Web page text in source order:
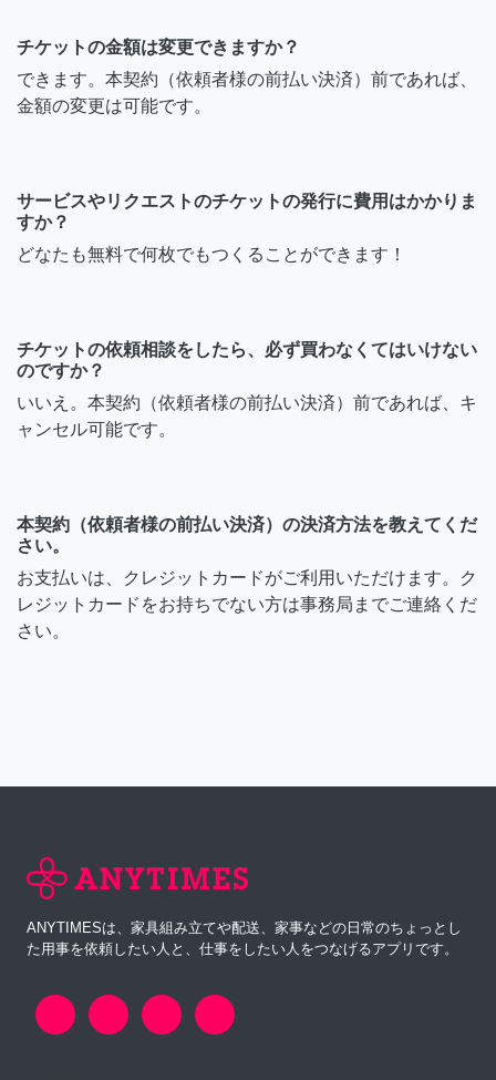
チケットの金額は変更できますか？
できます。本契約（依頼者様の前払い決済）前であれば、
金額の変更は可能です。
サービスやリクエストのチケットの発行に費用はかかりま
すか？
どなたも無料で何枚でもつくることができます！
チケットの依頼相談をしたら、必ず買わなくてはいけない
のですか？
いいえ。本契約（依頼者様の前払い決済）前であれば、キ
ャンセル可能です。
本契約（依頼者様の前払い決済）の決済方法を教えてくだ
さい。
お支払いは、クレジットカードがご利用いただけます。ク
レジットカードをお持ちでない方は事務局までご連絡くだ
さい。
ANYTIMESは、家具組み立てや配送、家事などの日常のちょっとし
た用事を依頼したい人と、仕事をしたい人をつなげるアプリです。